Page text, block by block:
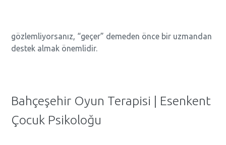
gözlemliyorsanız, “geçer” demeden önce bir uzmandan
destek almak önemlidir.
Bahçeşehir Oyun Terapisi | Esenkent
Çocuk Psikoloğu